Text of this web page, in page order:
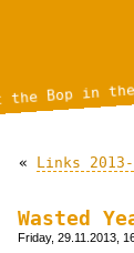
the Bop in
« Links
Wasted
Friday, 29.11.2013,